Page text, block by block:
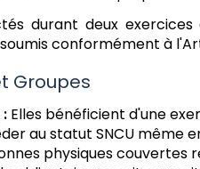
durant deux exercices
conformément à
Groupes
Elles bénéficient d'une
au statut SNCU même
physiques